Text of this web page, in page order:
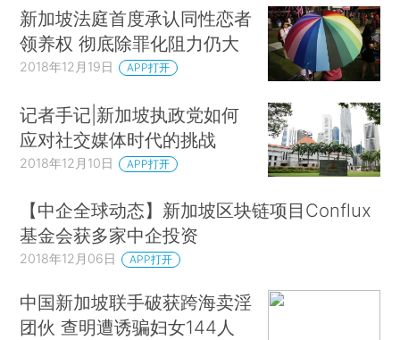
新加坡法庭首度承认同性恋者
领养权 彻底除罪化阻力仍大
2018年12月19日 APP打开
记者手记|新加坡执政党如何
应对社交媒体时代的挑战
2018年12月10日 APP打开
【中企全球动态】新加坡区块链项目Conflux
基金会获多家中企投资
2018年12月06日 APP打开
中国新加坡联手破获跨海卖淫
团伙 查明遭诱骗妇女144人